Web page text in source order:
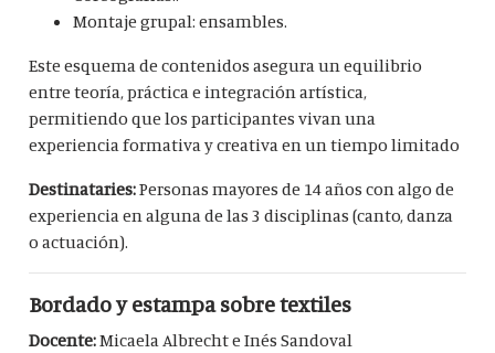
Montaje grupal: ensambles.
Este esquema de contenidos asegura un equilibrio
entre teoría, práctica e integración artística,
permitiendo que los participantes vivan una
experiencia formativa y creativa en un tiempo limitado
Destinataries:Personas mayores de 14 años con algo de
experiencia en alguna de las 3 disciplinas (canto, danza
o actuación).
Bordado y estampa sobre textiles
Docente:Micaela Albrecht e Inés Sandoval